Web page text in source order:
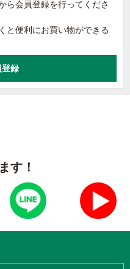
ら会員登録を行ってくださ
と便利にお買い物ができる
す！